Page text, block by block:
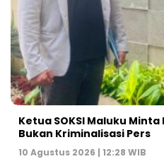
Ketua SOKSI Maluku
Bukan Kriminalisasi Pers
10 Agustus 2026 | 12:28 WIB